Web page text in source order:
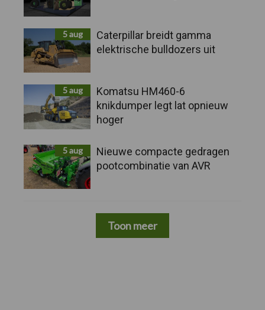
5 aug
Caterpillar breidt gamma
elektrische bulldozers uit
5 aug
Komatsu HM460-6
knikdumper legt lat opnieuw
hoger
5 aug
Nieuwe compacte gedragen
pootcombinatie van AVR
Toon meer